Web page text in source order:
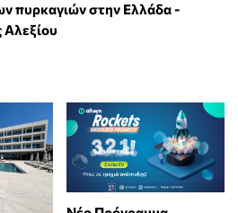
πυρκαγιών στην Ελλάδα -
Αλεξίου